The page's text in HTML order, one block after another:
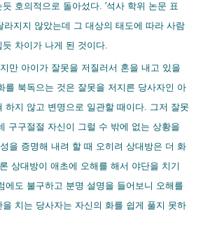
호의적으로 돌아섰다. '석사 학위 논문 표
라지지 않았는데 그 대상의 태도에 따라 사람
차이가 나게 된 것이다.
만 아이가 잘못을 저질러서 혼을 내고 있을
를 북독으는 것은 잘못을 저지른 당사자인 아
하지 않고 변명으로 일관할 때이다. 그저 잘못
구구절절 자신이 그럴 수 밖에 없는 상황을
을 증명해 내려 할 때 오히려 상대방은 더 화
상대방이 애초에 오해를 해서 야단을 치기
에도 불구하고 분명 설명을 들어보니 오해를
치는 당사자는 자신의 화를 쉽게 풀지 못하